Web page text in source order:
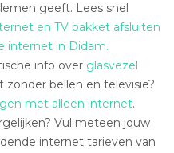
geeft. Lees snel
en TV pakket afsluiten
internet in Didam.
info over glasvezel
zonder bellen en televisie?
met alleen internet.
Vul meteen jouw
internet tarieven van